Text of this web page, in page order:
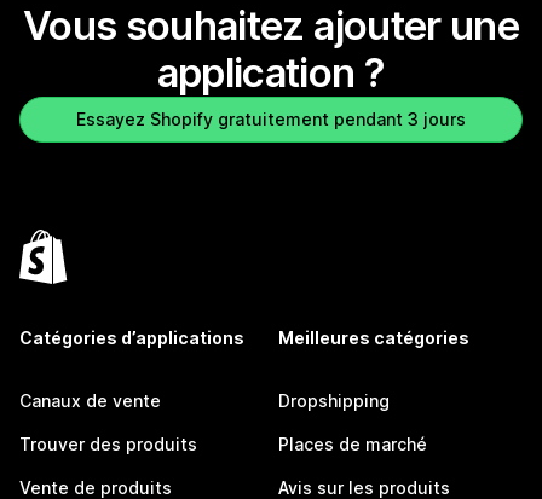
Vous souhaitez ajouter une
application ?
Essayez Shopify gratuitement pendant 3 jours
Catégories d’applications
Canaux de vente
Trouver des produits
Vente de produits
Meilleures catégories
Dropshipping
Places de marché
Avis sur les produits